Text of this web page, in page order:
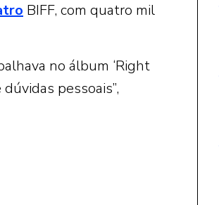
BIFF, com quatro mil
no álbum ‘Right
pessoais”,